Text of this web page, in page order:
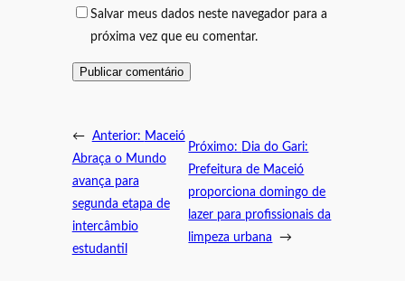
Salvar meus dados neste navegador para a
próxima vez que eu comentar.
← Anterior: Maceió
Abraça o Mundo
avança para
segunda etapa de
intercâmbio
estudantil
Próximo: Dia do Gari:
Prefeitura de Maceió
proporciona domingo de
lazer para profissionais da
limpeza urbana
→